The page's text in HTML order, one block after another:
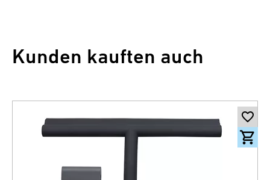
Kunden kauften auch